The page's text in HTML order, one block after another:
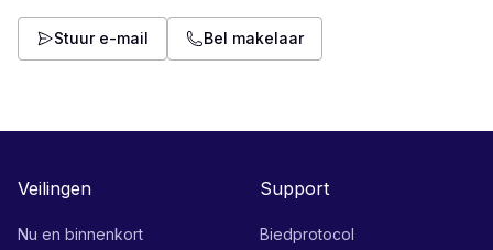
Stuur e-mail Bel makelaar
Veilingen
Nu en binnenkort
Support
Biedprotocol